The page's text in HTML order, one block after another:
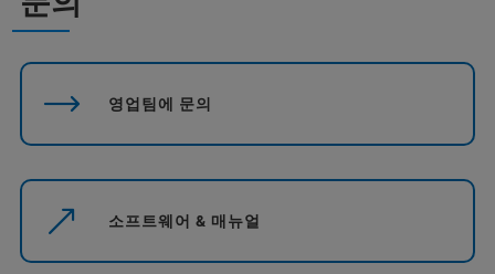
영업팀에 문의
소프트웨어 & 매뉴얼